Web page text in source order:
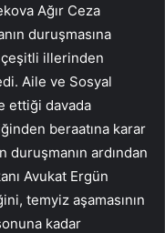
Ağır Ceza
duruşmasına
çeşitli illerinden
Aile ve Sosyal
ettiği davada
beraatına karar
ardından
Avukat Ergün
temyiz aşamasının
kadar